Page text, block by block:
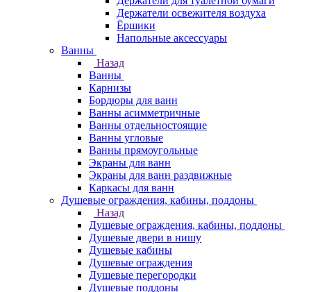
Держатели освежителя воздуха
Ёршики
Напольные аксессуары
Ванны
Назад
Ванны
Карнизы
Бордюры для ванн
Ванны асимметричные
Ванны отдельностоящие
Ванны угловые
Ванны прямоугольные
Экраны для ванн
Экраны для ванн раздвижные
Каркасы для ванн
Душевые ограждения, кабины, поддоны
Назад
Душевые ограждения, кабины, поддоны
Душевые двери в нишу
Душевые кабины
Душевые ограждения
Душевые перегородки
Душевые поддоны